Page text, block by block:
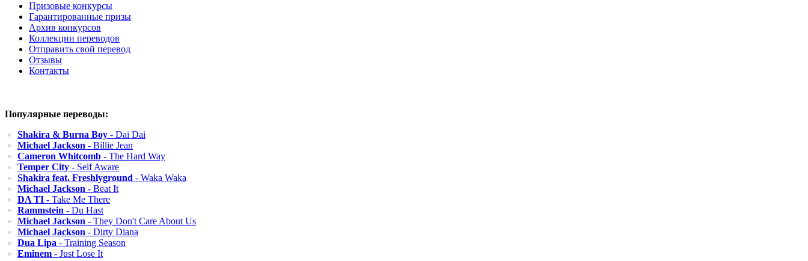
Призовые конкурсы
Гарантированные призы
Архив конкурсов
Коллекции переводов
Отправить свой перевод
Отзывы
Контакты
Популярные переводы:
Shakira & Burna Boy - Dai Dai
Michael Jackson - Billie Jean
Cameron Whitcomb - The Hard Way
Temper City - Self Aware
Shakira feat. Freshlyground - Waka Waka
Michael Jackson - Beat It
DA TI - Take Me There
Rammstein - Du Hast
Michael Jackson - They Don't Care About Us
Michael Jackson - Dirty Diana
Dua Lipa - Training Season
Eminem - Just Lose It